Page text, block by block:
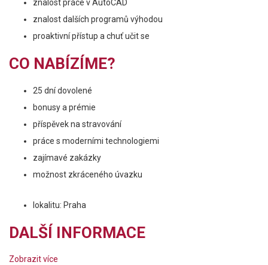
znalost práce v AutoCAD
znalost dalších programů výhodou
proaktivní přístup a chuť učit se
CO NABÍZÍME?
25 dní dovolené
bonusy a prémie
příspěvek na stravování
práce s moderními technologiemi
zajímavé zakázky
možnost zkráceného úvazku
lokalitu: Praha
DALŠÍ INFORMACE
Zobrazit více